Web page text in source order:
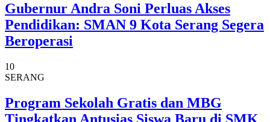
Gubernur Andra Soni Perluas Akses
Pendidikan: SMAN 9 Kota Serang Segera
Beroperasi
10
SERANG
Program Sekolah Gratis dan MBG